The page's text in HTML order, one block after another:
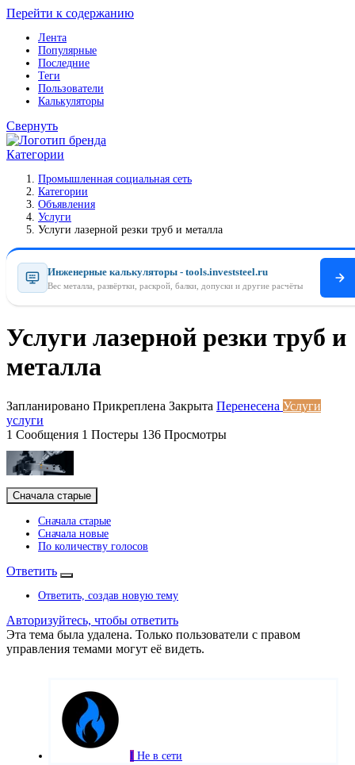
Перейти к содержанию
Лента
Популярные
Последние
Теги
Пользователи
Калькуляторы
Свернуть
Категории
Промышленная социальная сеть
Категории
Объявления
Услуги
Услуги лазерной резки труб и металла
Инженерные калькуляторы - tools.investsteel.ru
Вес металла, развёртки, раскрой, балки, допуски и другие расчёты
Услуги лазерной резки труб и
металла
Запланировано Прикреплена Закрыта Перенесена Услуги
услуги
1 Сообщения 1 Постеры 136 Просмотры
Сначала старые
Сначала старые
Сначала новые
По количеству голосов
Ответить
Ответить, создав новую тему
Авторизуйтесь, чтобы ответить
Эта тема была удалена. Только пользователи с правом
управления темами могут её видеть.
I Не в сети